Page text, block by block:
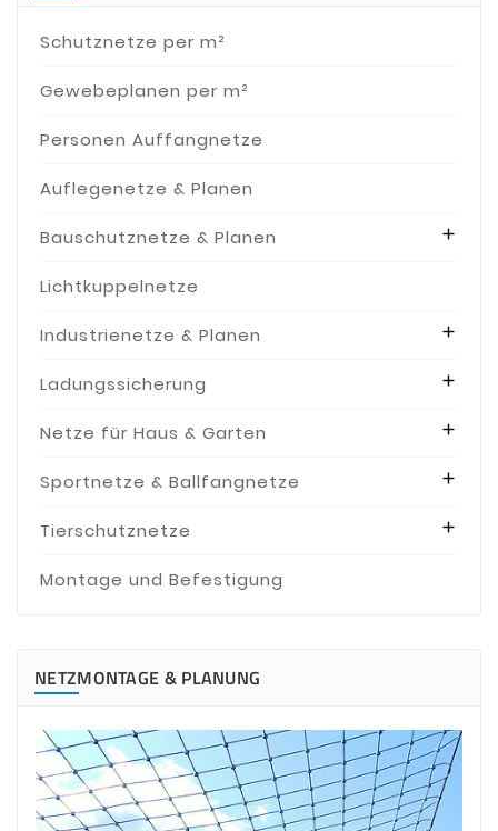
Schutznetze per m²
Gewebeplanen per m²
Personen Auffangnetze
Auflegenetze & Planen
Bauschutznetze & Planen 
Lichtkuppelnetze
Industrienetze & Planen 
Ladungssicherung 
Netze für Haus & Garten 
Sportnetze & Ballfangnetze 
Tierschutznetze 
Montage und Befestigung
NETZMONTAGE & PLANUNG